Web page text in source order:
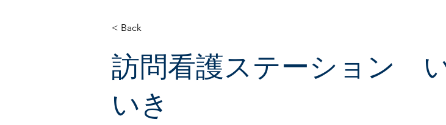
< Back
訪問看護ステーション
いき